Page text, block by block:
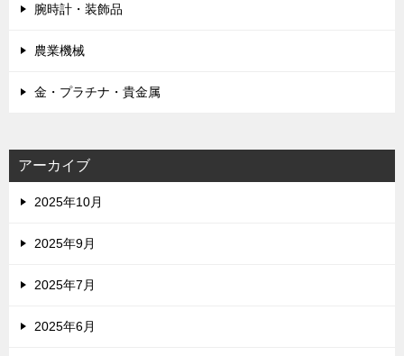
腕時計・装飾品
農業機械
金・プラチナ・貴金属
アーカイブ
2025年10月
2025年9月
2025年7月
2025年6月